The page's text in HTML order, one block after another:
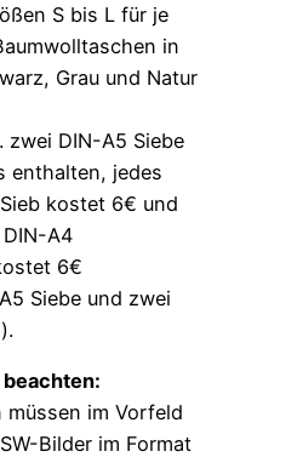
S bis L für je
in
Grau und Natur
zwei DIN-A5 Siebe
enthalten, jedes
kostet 6€ und
A4
6€
Siebe und zwei
müssen im Vorfeld
Bilder im Format